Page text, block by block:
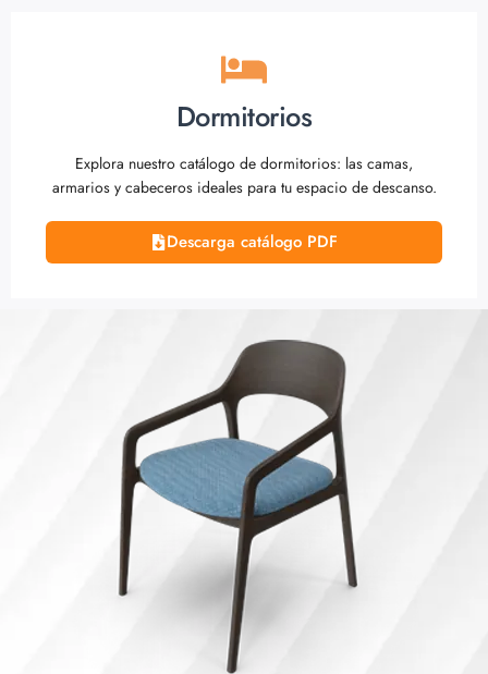
Dormitorios
Explora nuestro catálogo de dormitorios: las camas,
armarios y cabeceros ideales para tu espacio de descanso.
Descarga catálogo PDF